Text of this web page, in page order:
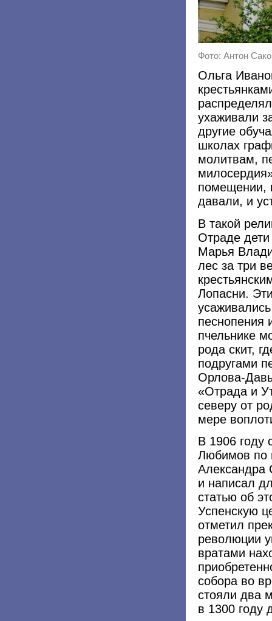
Фото: Антон
Ольга
ухаживали
другие
школах
молитвам,
помещении,
давали, и
В такой
Отраде
Марья
лес за три
Лопасни.
песнопения
пчельнике
рода скит,
подругами
Орлова-
«Отрада и
северу от
мере
В 1906 году
Любимов по
Александра
и написал
статью об
Успенскую
отметил
революции
вратами
собора во
стояли два
в 1300 году